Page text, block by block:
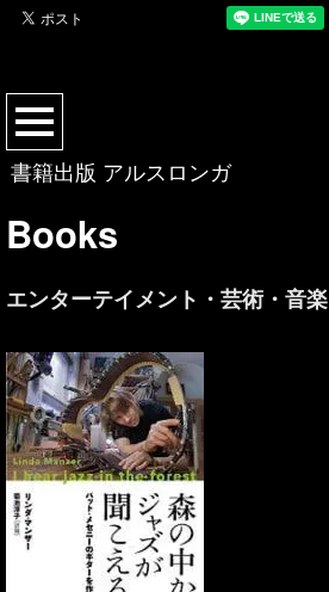
書籍出版 アルスロンガ
Books
エンターテイメント・芸術・音楽